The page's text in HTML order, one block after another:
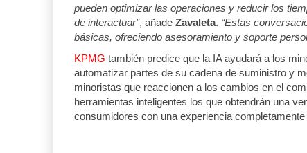
pueden optimizar las operaciones y reducir los
de interactuar”, añade Zavaleta. “Estas
básicas, ofreciendo asesoramiento y soporte
KPMG también predice que la IA ayudará a los
automatizar partes de su cadena de suministro y
minoristas que reaccionen a los cambios en el
herramientas inteligentes los que obtendrán una
consumidores con una experiencia